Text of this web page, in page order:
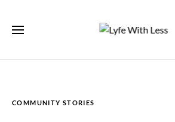
COMMUNITY STORIES